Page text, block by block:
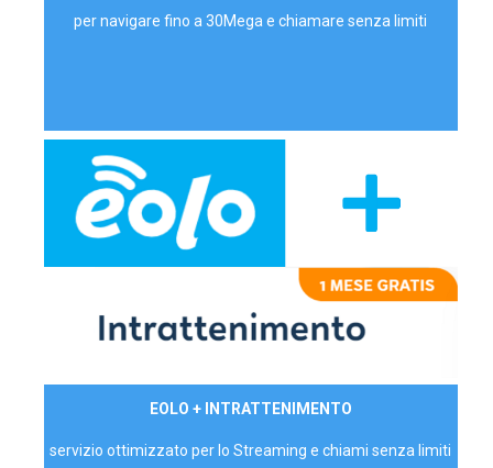
per navigare fino a 30Mega e chiamare senza limiti
EOLO + INTRATTENIMENTO
servizio ottimizzato per lo Streaming e chiami senza limiti